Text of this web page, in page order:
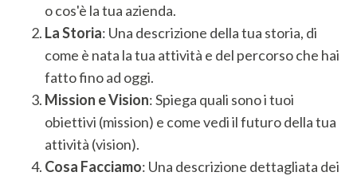
o cos'è la tua azienda.
La Storia: Una descrizione della tua storia, di
come è nata la tua attività e del percorso che hai
fatto fino ad oggi.
Mission e Vision: Spiega quali sono i tuoi
obiettivi (mission) e come vedi il futuro della tua
attività (vision).
Cosa Facciamo: Una descrizione dettagliata dei